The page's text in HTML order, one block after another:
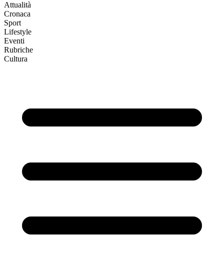
Attualità
Cronaca
Sport
Lifestyle
Eventi
Rubriche
Cultura